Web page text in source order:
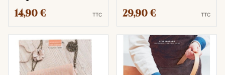
14,90 € TTC 29,90 € TTC